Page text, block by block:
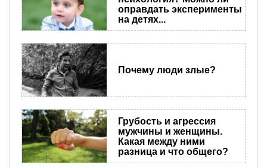
оправдать эксперименты
на детях...
Почему люди злые?
Грубость и агрессия
мужчины и женщины.
Какая между ними
разница и что общего?